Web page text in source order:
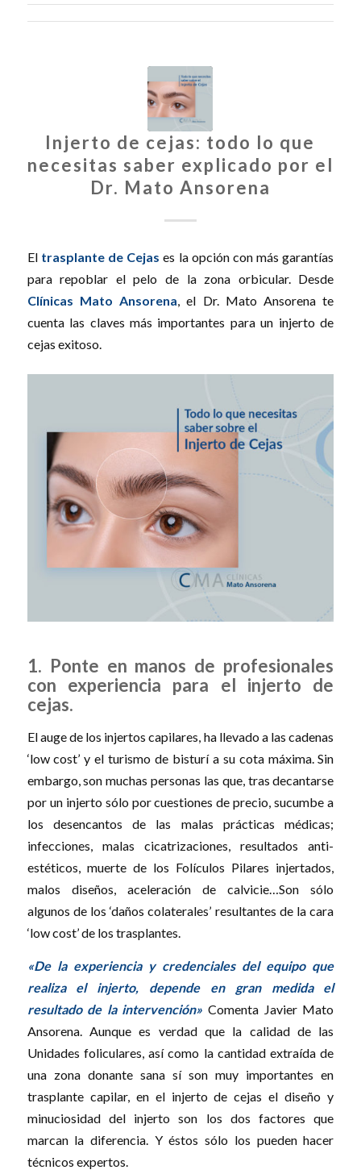
Injerto de cejas: todo lo que
necesitas saber explicado por el
Dr. Mato Ansorena
El trasplante de Cejas es la opción con más garantías
para repoblar el pelo de la zona orbicular. Desde
Clínicas Mato Ansorena, el Dr. Mato Ansorena te
cuenta las claves más importantes para un injerto de
cejas exitoso.
1. Ponte en manos de profesionales
con experiencia para el injerto de
cejas.
El auge de los injertos capilares, ha llevado a las cadenas
‘low cost’ y el turismo de bisturí a su cota máxima. Sin
embargo, son muchas personas las que, tras decantarse
por un injerto sólo por cuestiones de precio, sucumbe a
los desencantos de las malas prácticas médicas;
infecciones, malas cicatrizaciones, resultados anti-
estéticos, muerte de los Folículos Pilares injertados,
malos diseños, aceleración de calvicie…Son sólo
algunos de los ‘daños colaterales’ resultantes de la cara
‘low cost’ de los trasplantes.
«De la experiencia y credenciales del equipo que
realiza el injerto, depende en gran medida el
resultado de la intervención»Comenta Javier Mato
Ansorena. Aunque es verdad que la calidad de las
Unidades foliculares, así como la cantidad extraída de
una zona donante sana sí son muy importantes en
trasplante capilar, en el injerto de cejas el diseño y
minuciosidad del injerto son los dos factores que
marcan la diferencia. Y éstos sólo los pueden hacer
técnicos expertos.